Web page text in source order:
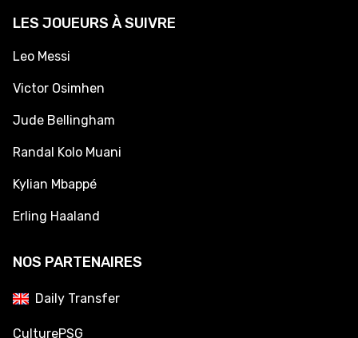
LES JOUEURS À SUIVRE
Leo Messi
Victor Osimhen
Jude Bellingham
Randal Kolo Muani
Kylian Mbappé
Erling Haaland
NOS PARTENAIRES
Daily Transfer
CulturePSG